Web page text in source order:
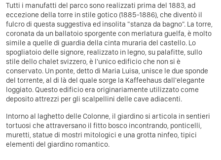
Tutti i manufatti del parco sono realizzati prima del 1883, ad
eccezione della torre in stile gotico (1885-1886), che diventò il
fulcro di questa suggestiva ed insolita "stanza da bagno". La torre,
coronata da un ballatoio sporgente con merlatura guelfa, è molto
simile a quelle di guardia della cinta muraria del castello. Lo
spogliatoio delle signore, realizzato in legno, su palafitte, sullo
stile dello chalet svizzero, è l'unico edificio che non si è
conservato. Un ponte, detto di Maria Luisa, unisce le due sponde
del torrente, al di là del quale sorge la Kaffeehaus dall'elegante
loggiato. Questo edificio era originariamente utilizzato come
deposito attrezzi per gli scalpellini delle cave adiacenti.
Intorno al laghetto delle Colonne, il giardino si articola in sentieri
tortuosi che attraversano il fitto bosco incontrando, ponticelli,
muretti, statue di mostri mitologici e una grotta ninfeo, tipici
elementi del giardino romantico.